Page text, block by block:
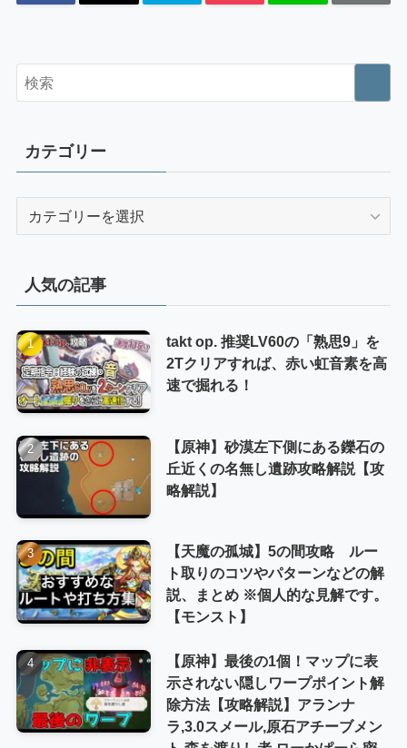
カテゴリー
ー
人気の記事
takt op. 推奨LV60の「熟思9」を
2Tクリアすれば、赤い虹音素を高
速で掘れる！
【原神】砂漠左下側にある鑠石の
丘近くの名無し遺跡攻略解説【攻
略解説】
【天魔の孤城】5の間攻略 ルー
ト取りのコツやパターンなどの解
説、まとめ ※個人的な見解です。
【モンスト】
【原神】最後の1個！マップに表
示されない隠しワープポイント解
除方法【攻略解説】アランナ
ラ,3.0スメール,原石アチーブメン